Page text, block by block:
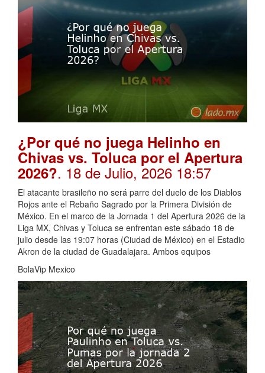
¿Por qué no juega Helinho en
Chivas vs. Toluca por el Apertura
2026?. 18 de Julio, 2026 18:57
El atacante brasileño no será parre del duelo de los Diablos
Rojos ante el Rebaño Sagrado por la Primera División de
México. En el marco de la Jornada 1 del Apertura 2026 de la
Liga MX, Chivas y Toluca se enfrentan este sábado 18 de
julio desde las 19:07 horas (Ciudad de México) en el Estadio
Akron de la ciudad de Guadalajara. Ambos equipos
BolaVip Mexico